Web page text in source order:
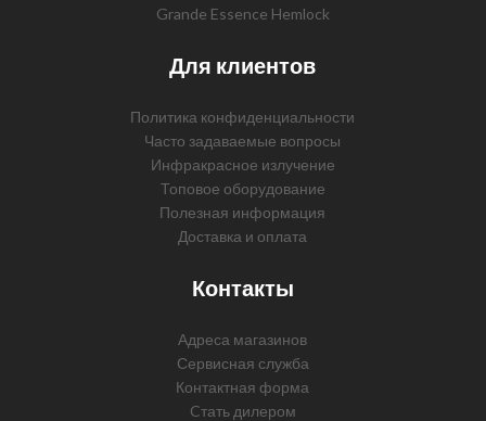
Grande Essence Hemlock
Для клиентов
Политика конфиденциальности
Часто задаваемые вопросы
Инфракрасное излучение
Топовое оборудование
Полезная информация
Доставка и оплата
Контакты
Адреса магазинов
Сервисная служба
Контактная форма
Cтать дилером